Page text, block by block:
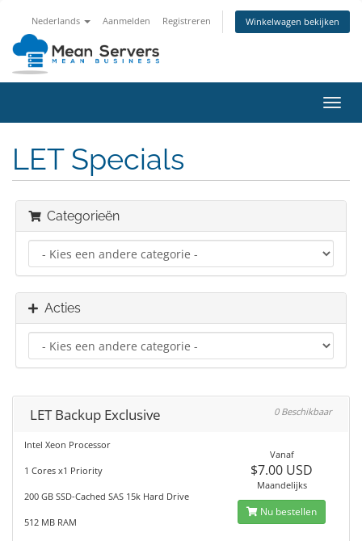
Nederlands Aanmelden Registreren Winkelwagen bekijken
in-/
LET Specials
Categorieën
Acties
LET Backup Exclusive 0 Beschikbaar
Intel Xeon Processor
1 Cores x1 Priority
200 GB SSD-Cached SAS 15k Hard Drive
512 MB RAM
Vanaf
$7.00 USD
Maandelijks
Nu bestellen